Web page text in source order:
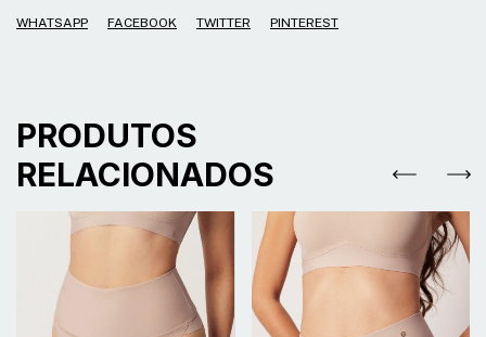
WHATSAPP FACEBOOK TWITTER PINTEREST
PRODUTOS
RELACIONADOS